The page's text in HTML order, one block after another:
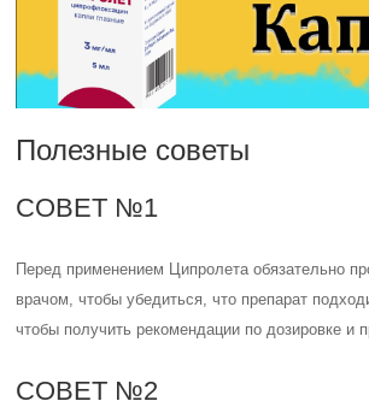
Полезные советы
СОВЕТ №1
Перед применением Ципролета обязательно
врачом, чтобы убедиться, что препарат
чтобы получить рекомендации по дозировке и
СОВЕТ №2